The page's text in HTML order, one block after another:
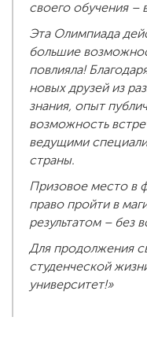
своего обучения –
Эта Олимпиада
большие
повлияла!
новых друзей из
знания, опыт
возможность
ведущими
страны.
Призовое место в
право пройти в
результатом – без
Для продолжения
студенческой
университет!»